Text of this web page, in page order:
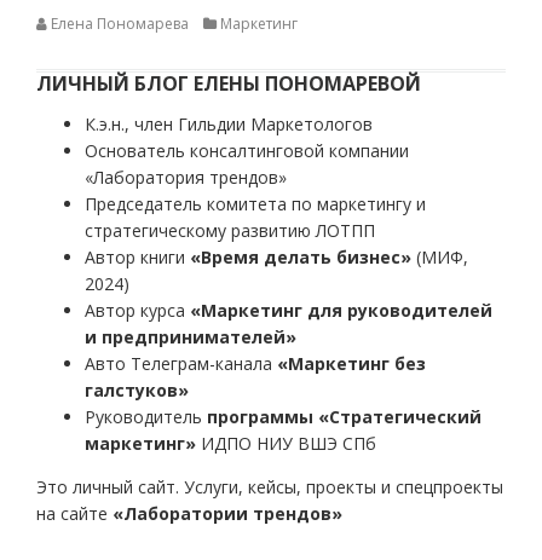
Елена Пономарева Маркетинг
ЛИЧНЫЙ БЛОГ ЕЛЕНЫ ПОНОМАРЕВОЙ
К.э.н., член Гильдии Маркетологов
Основатель консалтинговой компании
«Лаборатория трендов»
Председатель комитета по маркетингу и
стратегическому развитию ЛОТПП
Автор книги «Время делать бизнес» (МИФ,
2024)
Автор курса «Маркетинг для руководителей
и предпринимателей»
Авто Телеграм-канала «Маркетинг без
галстуков»
Руководитель программы «Стратегический
маркетинг» ИДПО НИУ ВШЭ СПб
Это личный сайт. Услуги, кейсы, проекты и спецпроекты
на сайте «Лаборатории трендов»